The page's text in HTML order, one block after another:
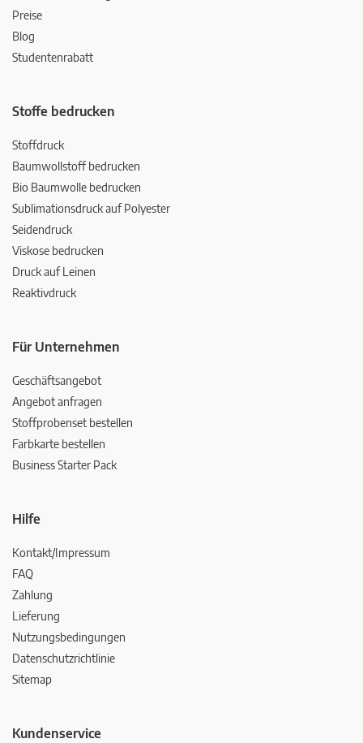
Preise
Blog
Studentenrabatt
Stoffe bedrucken
Stoffdruck
Baumwollstoff bedrucken
Bio Baumwolle bedrucken
Sublimationsdruck auf Polyester
Seidendruck
Viskose bedrucken
Druck auf Leinen
Reaktivdruck
Für Unternehmen
Geschäftsangebot
Angebot anfragen
Stoffprobenset bestellen
Farbkarte bestellen
Business Starter Pack
Hilfe
Kontakt/Impressum
FAQ
Zahlung
Lieferung
Nutzungsbedingungen
Datenschutzrichtlinie
Sitemap
Kundenservice